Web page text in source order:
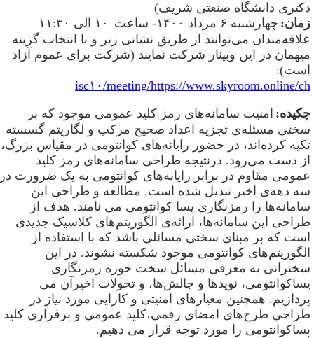
دانشگاه صنعتی شریف)
چهارشنبه ۶ مرداد ۱۴۰۰- ساعت
۱۰ الی ۱۱:۳۰
می‌توانند از طریق نشانی زیر و با انتخاب گزینه
در این وبینار شرکت نمایند (شرکت برای عموم آزاد
https://www.skyroom.online/
/isc۱۰/meeting
امنیت سامانه‌های رمز کلید عمومی موجود که بر
مسئله‌ی تجزیه اعداد صحیح مرکب و لگاریتم گسسته
کرده‌اند، در حضور رایانه‌های کوانتومی در مقیاس بزرگ،
دست می‌رود. درنتیجه طراحی سامانه‌های رمز کلید
مقاوم در برابر رایانه‌های کوانتومی به یک ضرورت در
دهه‌ی اخیر تبدیل شده است. مطالعه و طراحی این
را رمزنگاری پسا کوانتومی می نامند. هدف از
این سامانه‌ها، ارائه‌ی الگوریتم‌های کلاسیک جدیدی
که بر مبنای سختی مسائلی باشد که با استفاده از
کوانتومی موجود شکسته ‌نشوند. در این
به معرفی مسائل سخت حوزه رمزنگاری
نویدها و چالش‌ها، و تحولات اخیرآن می
همچنین معیارهای امنیتی و کارایی مورد نیاز در
طرح‌های امضای رقمی،کلید عمومی و برقراری کلید
را مورد توجه قرار می دهیم.